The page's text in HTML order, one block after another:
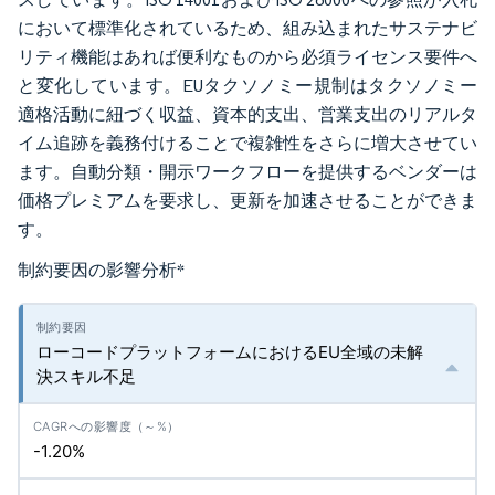
において標準化されているため、組み込まれたサステナビ
リティ機能はあれば便利なものから必須ライセンス要件へ
と変化しています。EUタクソノミー規制はタクソノミー
適格活動に紐づく収益、資本的支出、営業支出のリアルタ
イム追跡を義務付けることで複雑性をさらに増大させてい
ます。自動分類・開示ワークフローを提供するベンダーは
価格プレミアムを要求し、更新を加速させることができま
す。
制約要因の影響分析*
ローコードプラットフォームにおけるEU全域の未解
決スキル不足
-1.20%